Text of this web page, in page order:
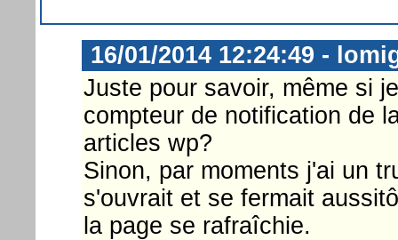
16/01/2014 12:24:49 -
Juste pour savoir, même si
compteur de notification de
articles wp?
Sinon, par moments j'ai un
s'ouvrait et se fermait
la page se rafraîchie.